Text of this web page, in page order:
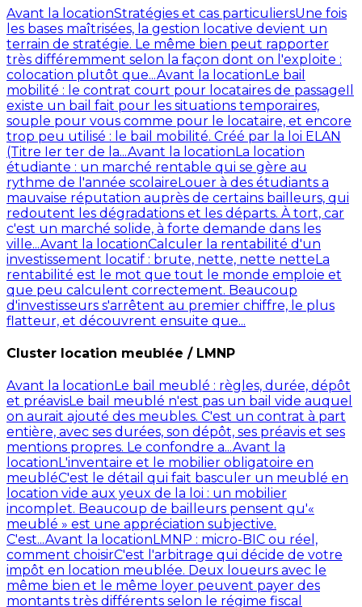
Avant la locationStratégies et cas particuliersUne fois
les bases maîtrisées, la gestion locative devient un
terrain de stratégie. Le même bien peut rapporter
très différemment selon la façon dont on l'exploite :
colocation plutôt que...Avant la locationLe bail
mobilité : le contrat court pour locataires de passageIl
existe un bail fait pour les situations temporaires,
souple pour vous comme pour le locataire, et encore
trop peu utilisé : le bail mobilité. Créé par la loi ELAN
(Titre Ier ter de la...Avant la locationLa location
étudiante : un marché rentable qui se gère au
rythme de l'année scolaireLouer à des étudiants a
mauvaise réputation auprès de certains bailleurs, qui
redoutent les dégradations et les départs. À tort, car
c'est un marché solide, à forte demande dans les
ville...Avant la locationCalculer la rentabilité d'un
investissement locatif : brute, nette, nette netteLa
rentabilité est le mot que tout le monde emploie et
que peu calculent correctement. Beaucoup
d'investisseurs s'arrêtent au premier chiffre, le plus
flatteur, et découvrent ensuite que...
Cluster location meublée / LMNP
Avant la locationLe bail meublé : règles, durée, dépôt
et préavisLe bail meublé n'est pas un bail vide auquel
on aurait ajouté des meubles. C'est un contrat à part
entière, avec ses durées, son dépôt, ses préavis et ses
mentions propres. Le confondre a...Avant la
locationL'inventaire et le mobilier obligatoire en
meubléC'est le détail qui fait basculer un meublé en
location vide aux yeux de la loi : un mobilier
incomplet. Beaucoup de bailleurs pensent qu'«
meublé » est une appréciation subjective.
C'est...Avant la locationLMNP : micro-BIC ou réel,
comment choisirC'est l'arbitrage qui décide de votre
impôt en location meublée. Deux loueurs avec le
même bien et le même loyer peuvent payer des
montants très différents selon le régime fiscal